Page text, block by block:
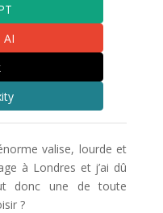
AI
valise, lourde et
à Londres et j’ai dû
donc une de toute
?